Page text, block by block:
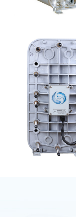
麦克尼斯EDI